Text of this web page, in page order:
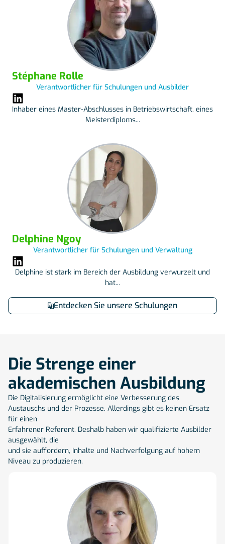
Stéphane Rolle
Verantwortlicher für Schulungen und Ausbilder
Inhaber eines Master-Abschlusses in Betriebswirtschaft, eines
Meisterdiploms...
Delphine Ngoy
Verantwortlicher für Schulungen und Verwaltung
Delphine ist stark im Bereich der Ausbildung verwurzelt und
hat...
Entdecken Sie unsere Schulungen
Die Strenge einer
akademischen Ausbildung
Die Digitalisierung ermöglicht eine Verbesserung des
Austauschs und der Prozesse. Allerdings gibt es keinen Ersatz
für einen
Erfahrener Referent. Deshalb haben wir qualifizierte Ausbilder
ausgewählt, die
und sie auffordern, Inhalte und Nachverfolgung auf hohem
Niveau zu produzieren.